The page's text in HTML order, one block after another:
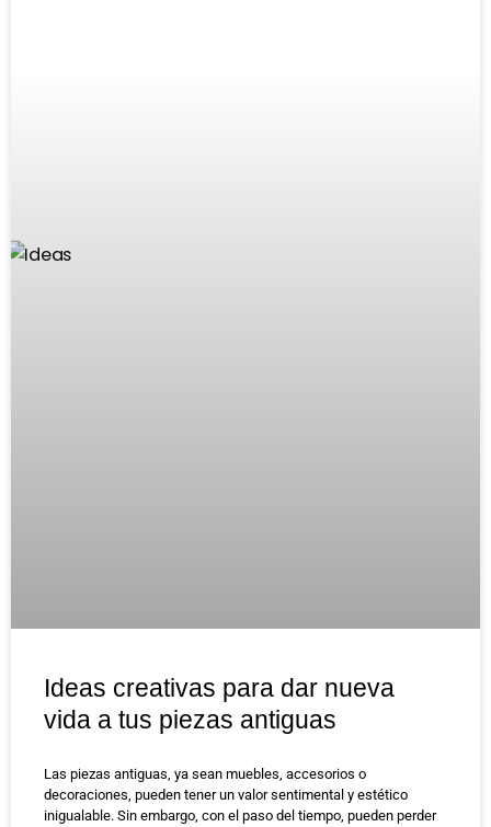
Ideas creativas para dar nueva
vida a tus piezas antiguas
Las piezas antiguas, ya sean muebles, accesorios o
decoraciones, pueden tener un valor sentimental y estético
inigualable. Sin embargo, con el paso del tiempo, pueden perder